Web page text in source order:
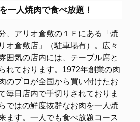
一人焼肉で食べ放題！
、アリオ倉敷の１Ｆにある「焼
倉敷店」（駐車場有）。広々
囲気の店内には、テーブル席と
れております。1972年創業の肉
のプロが全国から買い付けたお
毎日店内で手切りされておりま
ではの鮮度抜群なお肉を一人焼
ます。一人でも食べ放題コース